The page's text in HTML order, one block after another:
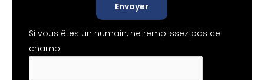
Envoyer
Si vous êtes un humain, ne remplissez pas ce
champ.